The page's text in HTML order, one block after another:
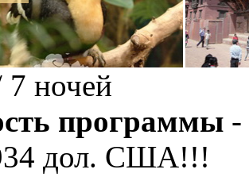
7 ночей
программы
дол. США!!!